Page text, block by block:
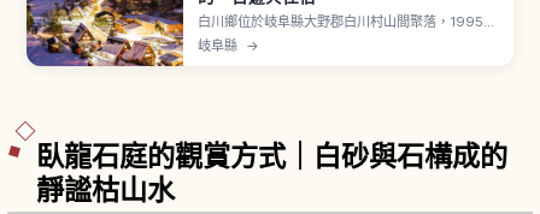
白川鄉位於岐阜縣大野郡白川村山間聚落，1995年
以「白川鄉・五箇山的合掌造聚落」之名登錄
岐阜縣 →
臥龍石庭的觀賞方式｜白砂與石構成的
靜謐枯山水